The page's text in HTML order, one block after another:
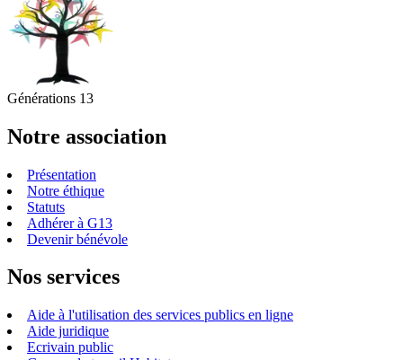
Générations 13
Notre association
Présentation
Notre éthique
Statuts
Adhérer à G13
Devenir bénévole
Nos services
Aide à l'utilisation des services publics en ligne
Aide juridique
Ecrivain public